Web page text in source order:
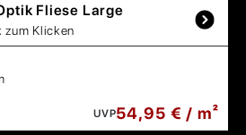
Fliese Large
Klicken
UVP54,95 € / m²